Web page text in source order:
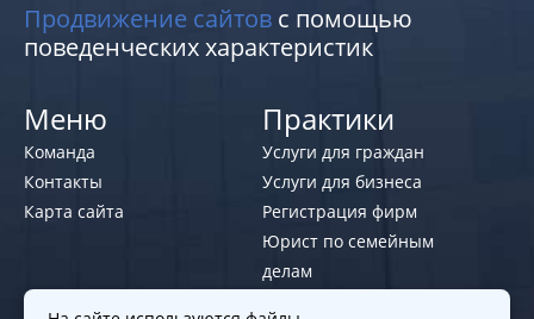
Продвижение сайтов с помощью
поведенческих характеристик
Меню
Команда
Контакты
Карта сайта
Практики
Услуги для граждан
Услуги для бизнеса
Регистрация фирм
Юрист по семейным
делам